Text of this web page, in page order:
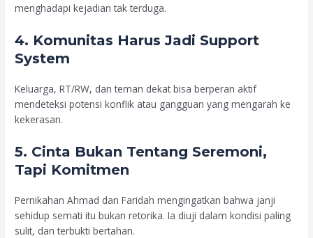
menghadapi kejadian tak terduga.
4. Komunitas Harus Jadi Support
System
Keluarga, RT/RW, dan teman dekat bisa berperan aktif
mendeteksi potensi konflik atau gangguan yang mengarah ke
kekerasan.
5. Cinta Bukan Tentang Seremoni,
Tapi Komitmen
Pernikahan Ahmad dan Faridah mengingatkan bahwa janji
sehidup semati itu bukan retorika. Ia diuji dalam kondisi paling
sulit, dan terbukti bertahan.